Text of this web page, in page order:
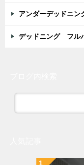
アンダーデッドニン
デッドニング フル